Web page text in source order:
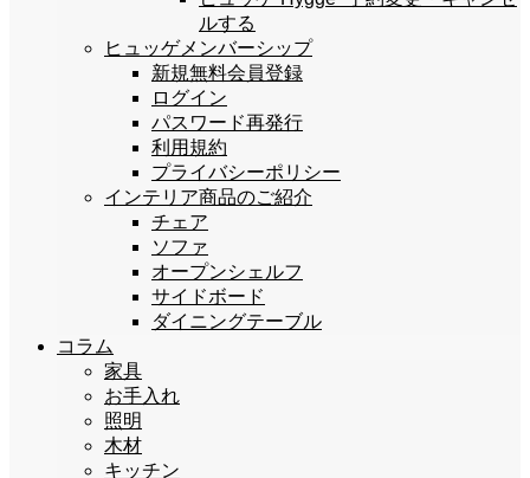
ルする
ヒュッゲメンバーシップ
新規無料会員登録
ログイン
パスワード再発行
利用規約
プライバシーポリシー
インテリア商品のご紹介
チェア
ソファ
オープンシェルフ
サイドボード
ダイニングテーブル
コラム
家具
お手入れ
照明
木材
キッチン